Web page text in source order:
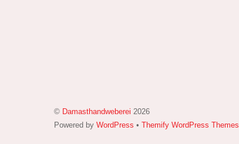
© Damasthandweberei 2026
Powered by WordPress • Themify WordPress Themes